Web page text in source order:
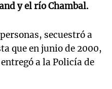
y el río Chambal.
secuestró a
que en junio de 2000,
a la Policía de